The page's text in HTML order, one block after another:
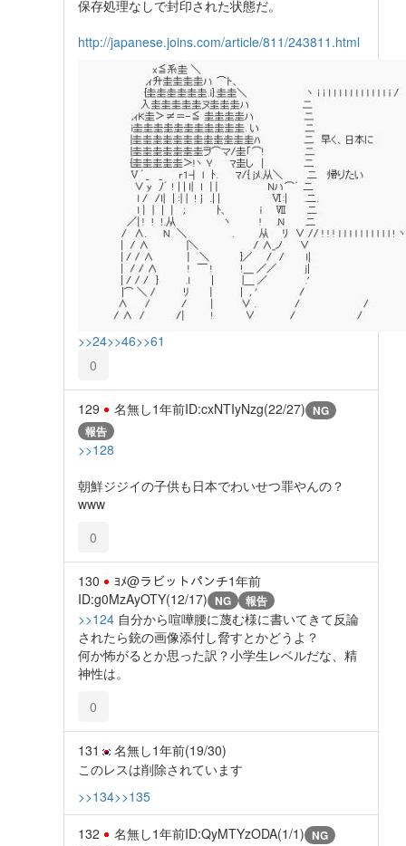
保存処理なしで封印された状態だ。
http://japanese.joins.com/article/811/243811.html
>>24>>46>>61
0
129 名無し1年前ID:cxNTIyNzg(22/27) NG
報告
>>128
朝鮮ジジイの子供も日本でわいせつ罪やんの？
www
0
130 ﾖﾒ@ラビットパンチ1年前
ID:g0MzAyOTY(12/17) NG 報告
>>124 自分から喧嘩腰に蔑む様に書いてきて反論
されたら銃の画像添付し脅すとかどうよ？
何か怖がるとか思った訳？小学生レベルだな、精
神性は。
0
131 名無し1年前(19/30)
このレスは削除されています
>>134>>135
132 名無し1年前ID:QyMTYzODA(1/1) NG